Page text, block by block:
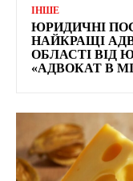
ІНШЕ
ЮРИДИЧНІ
НАЙКРАЩІ
ОБЛАСТІ ВІД
«АДВОКАТ В